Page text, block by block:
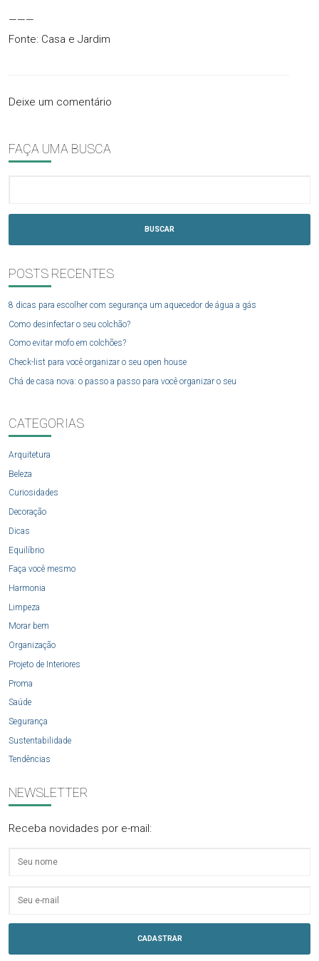
———
Fonte: Casa e Jardim
Deixe um comentário
FAÇA UMA BUSCA
BUSCAR
POSTS RECENTES
8 dicas para escolher com segurança um aquecedor de água a gás
Como desinfectar o seu colchão?
Como evitar mofo em colchões?
Check-list para você organizar o seu open house
Chá de casa nova: o passo a passo para você organizar o seu
CATEGORIAS
Arquitetura
Beleza
Curiosidades
Decoração
Dicas
Equilíbrio
Faça você mesmo
Harmonia
Limpeza
Morar bem
Organização
Projeto de Interiores
Proma
Saúde
Segurança
Sustentabilidade
Tendências
NEWSLETTER
Receba novidades por e-mail: